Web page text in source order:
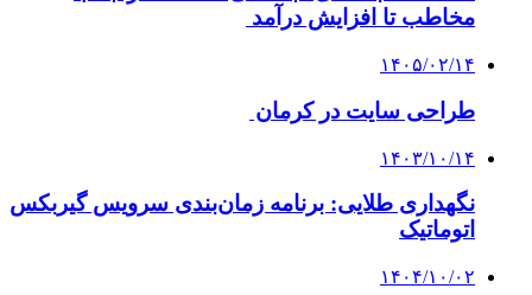
مخاطب تا افزایش درآمد
۱۴۰۵/۰۲/۱۴
طراحی سایت در کرمان
۱۴۰۳/۱۰/۱۴
نگهداری طلایی: برنامه زمان‌بندی سرویس گیربکس
اتوماتیک
۱۴۰۴/۱۰/۰۲